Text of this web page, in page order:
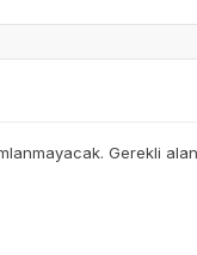
Gerekli